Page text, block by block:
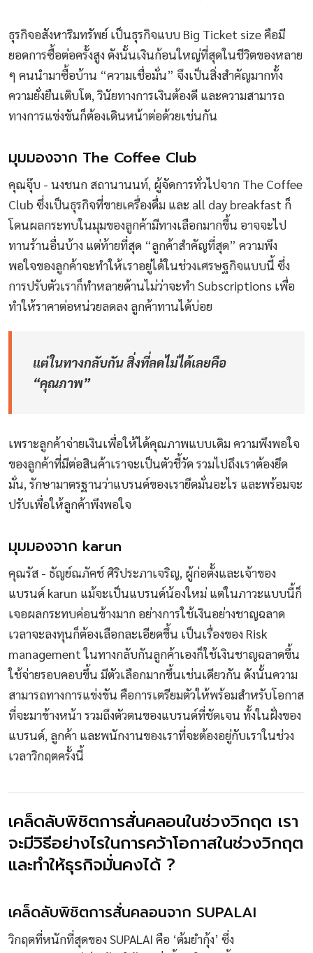
ธุรกิจอสังหาริมทรัพย์ เป็นธุรกิจแบบ Big Ticket size คือมี
ยอดการซื้อต่อครั้งสูง ดังนั้นเงินก้อนใหญ่ที่สุดในชีวิตของหลาย
ๆ คนนำมาซื้อบ้าน “ความเชื่อมั่น” จึงเป็นสิ่งสำคัญมากทั้ง
ความยั่งยืนเติบโต, วินัยทางการเงินต้องดี และความสามารถ
ทางการแข่งขันก็ต้องเดินหน้าต่อด้วยเช่นกัน
มุมมองจาก The Coffee Club
คุณจุ๊บ - นงชนก สถานานนท์, ผู้จัดการทั่วไปจาก The Coffee
Club ซึ่งเป็นธุรกิจที่ขายเครื่องดื่ม และ all day breakfast ก็
โดนผลกระทบในมุมของลูกค้ามีทางเลือกมากขึ้น อาจจะไป
ทานร้านอื่นบ้าง แต่ท้ายที่สุด “ลูกค้าสำคัญที่สุด” ความพึง
พอใจของลูกค้าจะทำให้เราอยู่ได้ในช่วงเศรษฐกิจแบบนี้ ซึ่ง
การปรับตัวเราก็ทำหลายด้านไม่ว่าจะทำ Subscriptions เพื่อ
ทำให้ราคาต่อหน่วยลดลง ลูกค้าทานได้บ่อย
แต่ในทางกลับกัน สิ่งที่ลดไม่ได้เลยคือ
“คุณภาพ”
เพราะลูกค้าจ่ายเงินเพื่อให้ได้คุณภาพแบบเดิม ความพึงพอใจ
ของลูกค้าที่มีต่อสินค้าเราจะเป็นตัวชี้วัด รวมไปถึงเราต้องยึด
มั่น, รักษามาตรฐานว่าแบรนด์ของเรายึดมั่นอะไร และพร้อมจะ
ปรับเพื่อให้ลูกค้าพึงพอใจ
มุมมองจาก karun
คุณรัส - ธัญย์ณภัคช์ ศิริประภาเจริญ, ผู้ก่อตั้งและเจ้าของ
แบรนด์ karun แม้จะเป็นแบรนด์น้องใหม่ แต่ในภาวะแบบนี้ก็
เจอผลกระทบค่อนข้างมาก อย่างการใช้เงินอย่างชาญฉลาด
เวลาจะลงทุนก็ต้องเลือกละเอียดขึ้น เป็นเรื่องของ Risk
management ในทางกลับกันลูกค้าเองก็ใช้เงินชาญฉลาดขึ้น
ใช้จ่ายรอบคอบขึ้น มีตัวเลือกมากขึ้นเช่นเดียวกัน ดังนั้นความ
สามารถทางการแข่งขัน คือการเตรียมตัวให้พร้อมสำหรับโอกาส
ที่จะมาข้างหน้า รวมถึงตัวตนของแบรนด์ที่ชัดเจน ทั้งในฝั่งของ
แบรนด์, ลูกค้า และพนักงานของเราที่จะต้องอยู่กับเราในช่วง
เวลาวิกฤตครั้งนี้
เคล็ดลับพิชิตการสั่นคลอนในช่วงวิกฤต เรา
จะมีวิธีอย่างไรในการคว้าโอกาสในช่วงวิกฤต
และทำให้ธุรกิจมั่นคงได้ ?
เคล็ดลับพิชิตการสั่นคลอนจาก SUPALAI
วิกฤตที่หนักที่สุดของ SUPALAI คือ ‘ต้มยำกุ้ง’ ซึ่ง